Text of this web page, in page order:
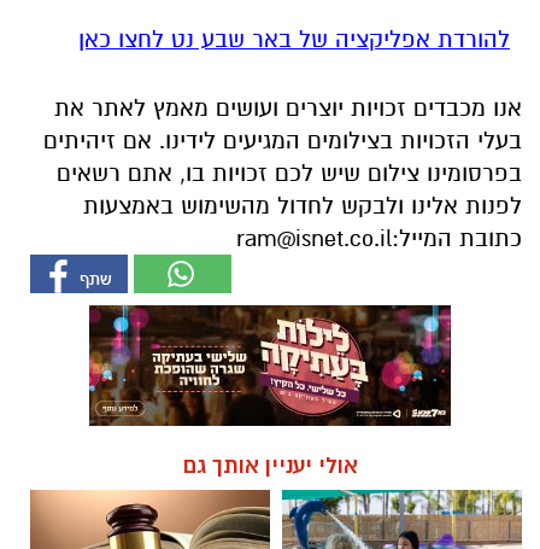
להורדת אפליקציה של באר שבע נט לחצו כאן
אנו מכבדים זכויות יוצרים ועושים מאמץ לאתר את
בעלי הזכויות בצילומים המגיעים לידינו. אם זיהיתים
בפרסומינו צילום שיש לכם זכויות בו, אתם רשאים
לפנות אלינו ולבקש לחדול מהשימוש באמצעות
כתובת המייל:ram@isnet.co.il
אולי יעניין אותך גם